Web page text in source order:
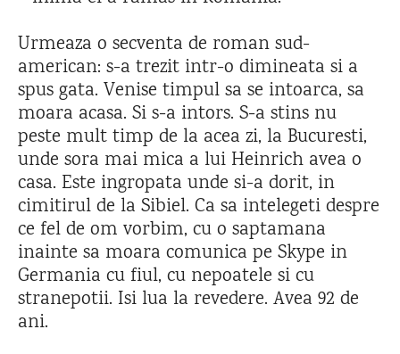
Urmeaza o secventa de roman sud-
american: s-a trezit intr-o dimineata si a
spus gata. Venise timpul sa se intoarca, sa
moara acasa. Si s-a intors. S-a stins nu
peste mult timp de la acea zi, la Bucuresti,
unde sora mai mica a lui Heinrich avea o
casa. Este ingropata unde si-a dorit, in
cimitirul de la Sibiel. Ca sa intelegeti despre
ce fel de om vorbim, cu o saptamana
inainte sa moara comunica pe Skype in
Germania cu fiul, cu nepoatele si cu
stranepotii. Isi lua la revedere. Avea 92 de
ani.